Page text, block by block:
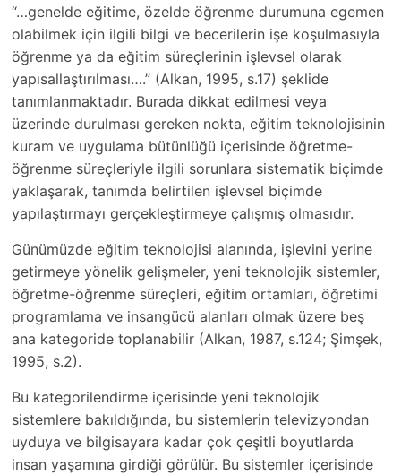
“…genelde eğitime, özelde öğrenme durumuna egemen
olabilmek için ilgili bilgi ve becerilerin işe koşulmasıyla
öğrenme ya da eğitim süreçlerinin işlevsel olarak
yapısallaştırılması….” (Alkan, 1995, s.17) şeklide
tanımlanmaktadır. Burada dikkat edilmesi veya
üzerinde durulması gereken nokta, eğitim teknolojisinin
kuram ve uygulama bütünlüğü içerisinde öğretme-
öğrenme süreçleriyle ilgili sorunlara sistematik biçimde
yaklaşarak, tanımda belirtilen işlevsel biçimde
yapılaştırmayı gerçekleştirmeye çalışmış olmasıdır.
Günümüzde eğitim teknolojisi alanında, işlevini yerine
getirmeye yönelik gelişmeler, yeni teknolojik sistemler,
öğretme-öğrenme süreçleri, eğitim ortamları, öğretimi
programlama ve insangücü alanları olmak üzere beş
ana kategoride toplanabilir (Alkan, 1987, s.124; Şimşek,
1995, s.2).
Bu kategorilendirme içerisinde yeni teknolojik
sistemlere bakıldığında, bu sistemlerin televizyondan
uyduya ve bilgisayara kadar çok çeşitli boyutlarda
insan yaşamına girdiği görülür. Bu sistemler içerisinde